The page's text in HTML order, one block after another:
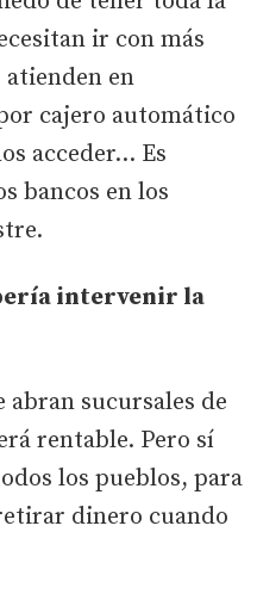
ir con más
atienden en
cajero automático
acceder… Es
bancos en los
intervenir la
abran sucursales de
rentable. Pero sí
los pueblos, para
dinero cuando